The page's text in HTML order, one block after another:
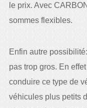
le prix. Avec
sommes flexibles.
Enfin autre
pas trop gros. En
conduire ce type de
véhicules plus petits